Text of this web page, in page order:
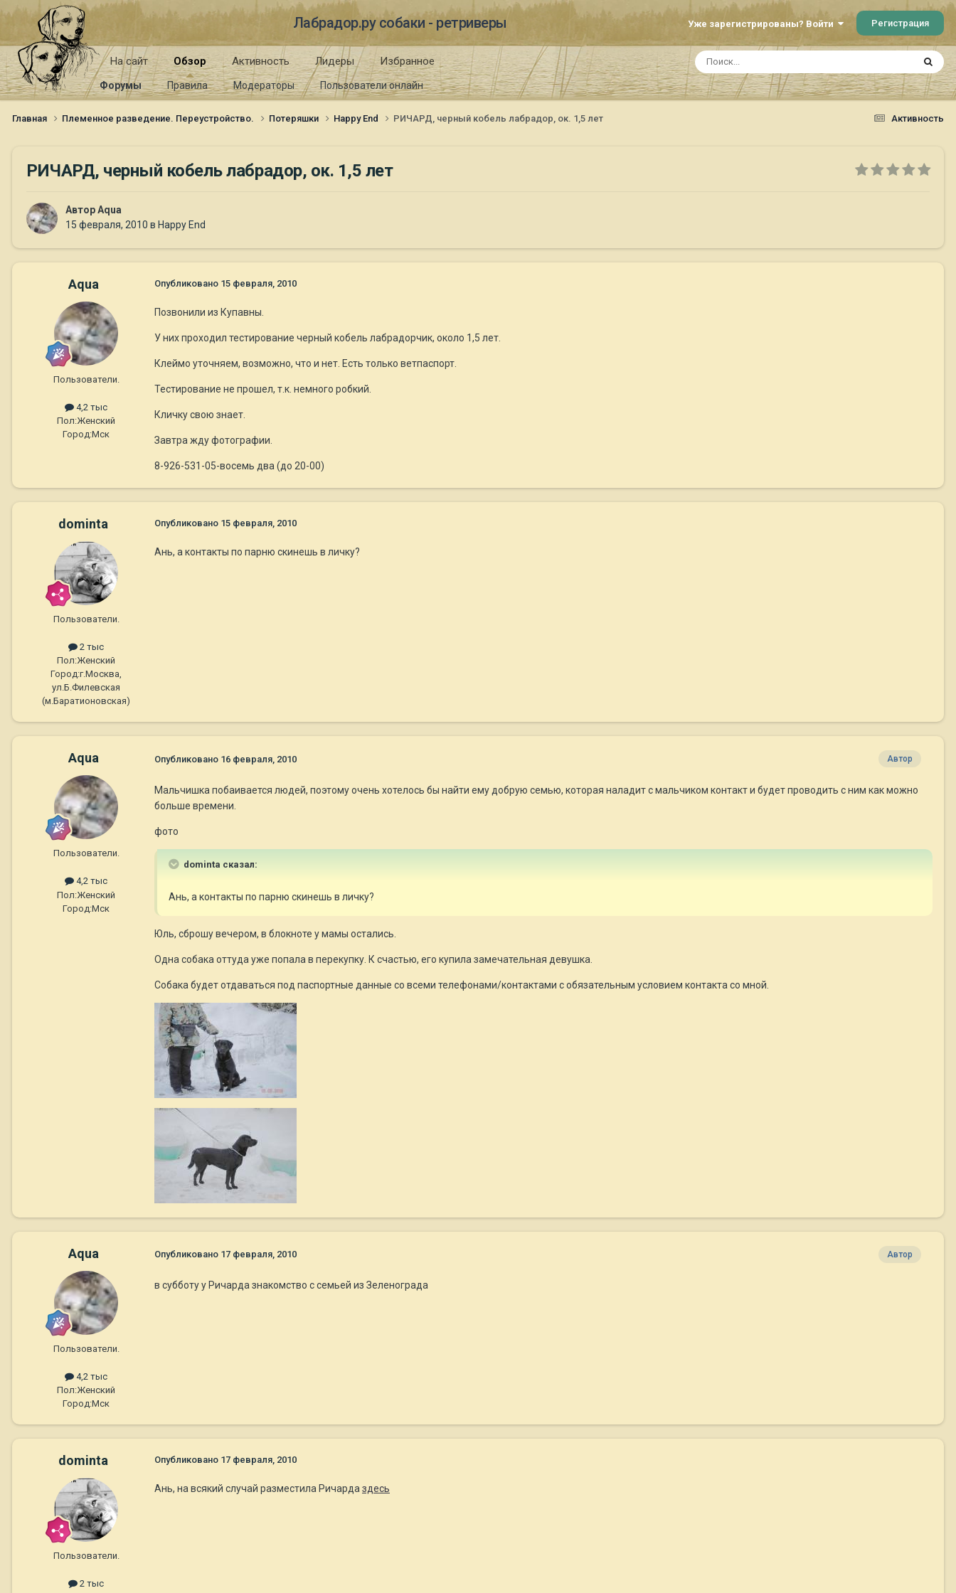
Лабрадор.ру собаки - ретриверы Уже зарегистрированы? Войти Регистрация
На сайт Обзор
Форумы Правила Модераторы Пользователи онлайн
Активность Лидеры Избранное
Активность
Главная Племенное разведение. Переустройство. Потеряшки Happy End РИЧАРД, черный кобель лабрадор, ок. 1,5 лет
РИЧАРД, черный кобель лабрадор, ок. 1,5 лет
АвторAqua
15 февраля, 2010 в Happy End
Aqua
Пользователи.
4,2 тыс
Пол:Женский
Город:Мск
Опубликовано 15 февраля, 2010
Позвонили из Купавны.
У них проходил тестирование черный кобель лабрадорчик, около 1,5 лет.
Клеймо уточняем, возможно, что и нет. Есть только ветпаспорт.
Тестирование не прошел, т.к. немного робкий.
Кличку свою знает.
Завтра жду фотографии.
8-926-531-05-восемь два (до 20-00)
dominta
Пользователи.
2 тыс
Пол:Женский
Город:г.Москва,
ул.Б.Филевская
(м.Баратионовская)
Опубликовано 15 февраля, 2010
Ань, а контакты по парню скинешь в личку?
Aqua
Пользователи.
4,2 тыс
Пол:Женский
Город:Мск
Автор
Опубликовано 16 февраля, 2010
Мальчишка побаивается людей, поэтому очень хотелось бы найти ему добрую семью, которая наладит с мальчиком контакт и будет проводить с ним как можно
больше времени.
фото
dominta сказал:
Ань, а контакты по парню скинешь в личку?
Юль, сброшу вечером, в блокноте у мамы остались.
Одна собака оттуда уже попала в перекупку. К счастью, его купила замечательная девушка.
Собака будет отдаваться под паспортные данные со всеми телефонами/контактами с обязательным условием контакта со мной.
Aqua
Пользователи.
4,2 тыс
Пол:Женский
Город:Мск
Автор
Опубликовано 17 февраля, 2010
в субботу у Ричарда знакомство с семьей из Зеленограда
dominta
Пользователи.
2 тыс
Опубликовано 17 февраля, 2010
Ань, на всякий случай разместила Ричарда здесь